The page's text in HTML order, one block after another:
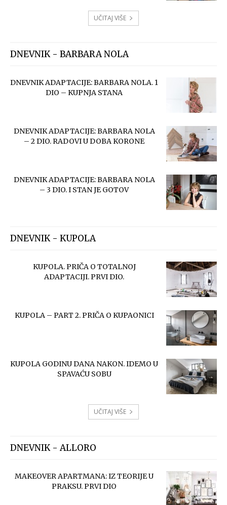
UČITAJ VIŠE
DNEVNIK - BARBARA NOLA
DNEVNIK ADAPTACIJE: BARBARA NOLA. 1
DIO – KUPNJA STANA
DNEVNIK ADAPTACIJE: BARBARA NOLA
– 2 DIO. RADOVI U DOBA KORONE
DNEVNIK ADAPTACIJE: BARBARA NOLA
– 3 DIO. I STAN JE GOTOV
DNEVNIK - KUPOLA
KUPOLA. PRIČA O TOTALNOJ
ADAPTACIJI. PRVI DIO.
KUPOLA – PART 2. PRIČA O KUPAONICI
KUPOLA GODINU DANA NAKON. IDEMO U
SPAVAĆU SOBU
UČITAJ VIŠE
DNEVNIK - ALLORO
MAKEOVER APARTMANA: IZ TEORIJE U
PRAKSU. PRVI DIO